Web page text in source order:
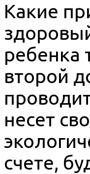
Какие
ребенка
второй
несет
счете,